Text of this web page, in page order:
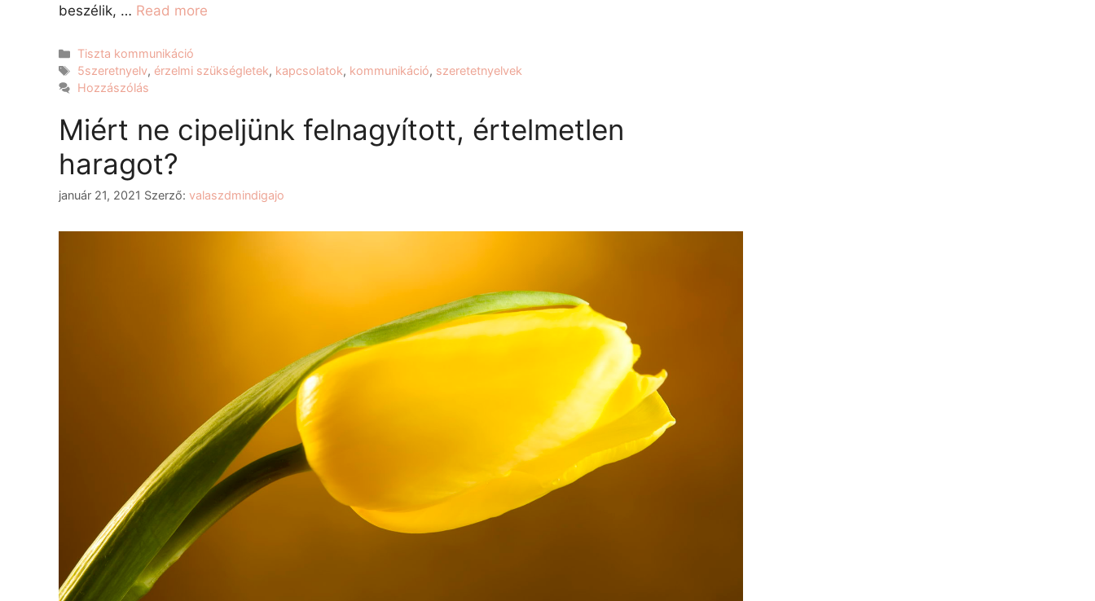
beszélik, … Read more
Tiszta kommunikáció
5szeretnyelv, érzelmi szükségletek, kapcsolatok, kommunikáció, szeretetnyelvek
Hozzászólás
Miért ne cipeljünk felnagyított, értelmetlen
haragot?
január 21, 2021 Szerző: valaszdmindigajo